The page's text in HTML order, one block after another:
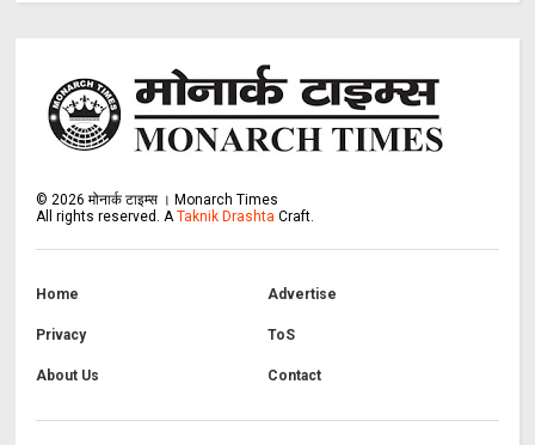
©2026 मोनार्क टाइम्स । Monarch Times
All rights reserved. ATaknik Drashta Craft.
Home Advertise
Privacy ToS
About Us Contact